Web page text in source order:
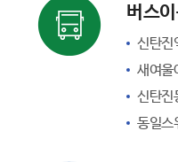
버스
신탄
새여울
신탄
동일